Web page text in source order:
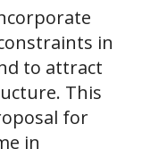
in
to attract
This
for
in